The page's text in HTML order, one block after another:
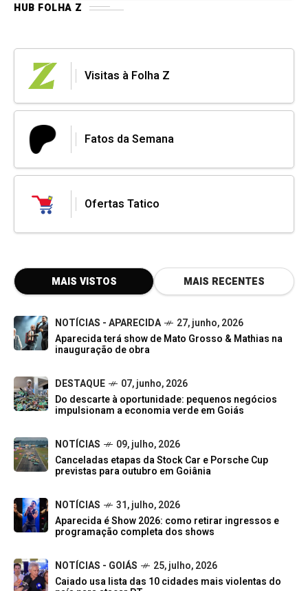
HUB FOLHA Z
Visitas à Folha Z
Fatos da Semana
Ofertas Tatico
MAIS VISTOS MAIS RECENTES
NOTÍCIAS - APARECIDA
27, junho, 2026
Aparecida terá show de Mato Grosso & Mathias na
inauguração de obra
DESTAQUE
07, junho, 2026
Do descarte à oportunidade: pequenos negócios
impulsionam a economia verde em Goiás
NOTÍCIAS
09, julho, 2026
Canceladas etapas da Stock Car e Porsche Cup
previstas para outubro em Goiânia
NOTÍCIAS
31, julho, 2026
Aparecida é Show 2026: como retirar ingressos e
programação completa dos shows
NOTÍCIAS - GOIÁS
25, julho, 2026
Caiado usa lista das 10 cidades mais violentas do